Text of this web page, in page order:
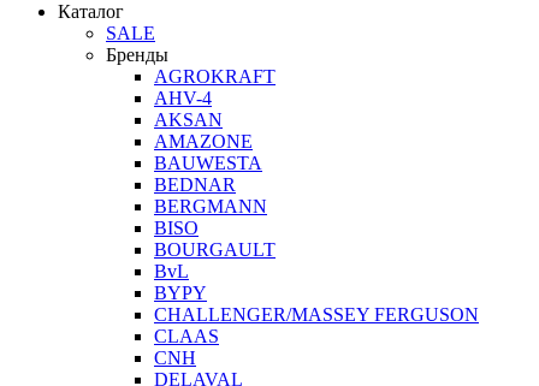
Каталог
SALE
Бренды
AGROKRAFT
AHV-4
AKSAN
AMAZONE
BAUWESTA
BEDNAR
BERGMANN
BISO
BOURGAULT
BvL
BYPY
CHALLENGER/MASSEY FERGUSON
CLAAS
CNH
DELAVAL